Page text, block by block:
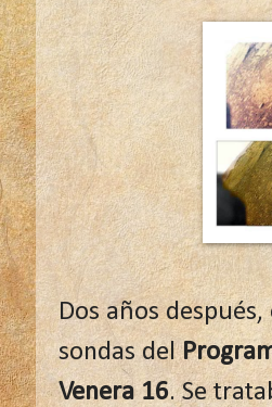
Dos años
sondas del
Venera 16. Se